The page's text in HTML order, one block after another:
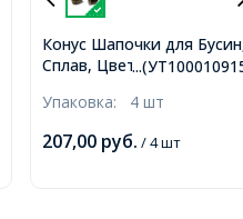
Конус Шапочки для
Сплав, Цвет: Бронза,
Отверстие 1мм,
(УТ100010915)
Упаковка: 4 шт
207,00 руб. / 4 шт